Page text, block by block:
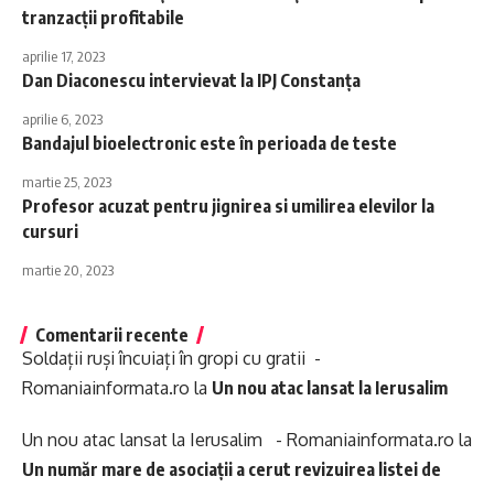
tranzacții profitabile
aprilie 17, 2023
Dan Diaconescu intervievat la IPJ Constanța
aprilie 6, 2023
Bandajul bioelectronic este în perioada de teste
martie 25, 2023
Profesor acuzat pentru jignirea si umilirea elevilor la
cursuri
martie 20, 2023
Comentarii recente
Soldații ruși încuiați în gropi cu gratii -
Romaniainformata.ro la Un nou atac lansat la Ierusalim
Un nou atac lansat la Ierusalim - Romaniainformata.ro la
Un număr mare de asociații a cerut revizuirea listei de